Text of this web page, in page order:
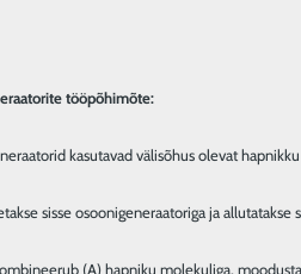
tööpõhimõte:
kasutavad välisõhus olevat
sisse osoonigeneraatoriga ja
(A) hapniku molekuliga,